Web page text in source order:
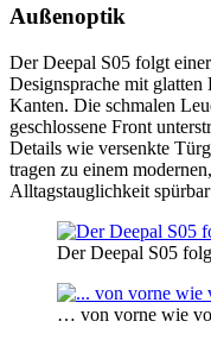
Außenoptik
Der Deepal S05 folgt
Designsprache mit glatten
Kanten. Die schmalen
geschlossene Front
Details wie versenkte
tragen zu einem
Alltagstauglichkeit
Der Deepal S05
… von vorne wie